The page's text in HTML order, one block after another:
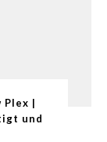
Plex |
und